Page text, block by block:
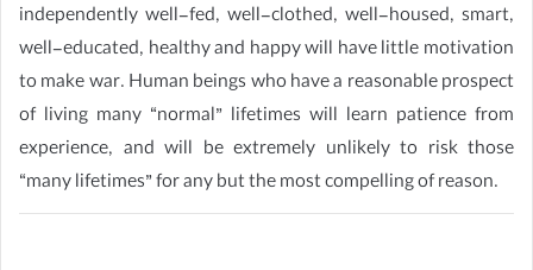
independently well-fed, well-clothed, well-housed, smart,
well-educated, healthy and happy will have little motivation
to make war. Human beings who have a reasonable prospect
of living many “normal” lifetimes will learn patience from
experience, and will be extremely unlikely to risk those
“many lifetimes” for any but the most compelling of reason.